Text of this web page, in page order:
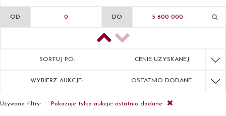
OD DO
SORTUJ PO: CENIE UZYSKANEJ
WYBIERZ AUKCJE: OSTATNIO DODANE
Używane filtry: Pokazuje tylko aukcje: ostatnio dodane